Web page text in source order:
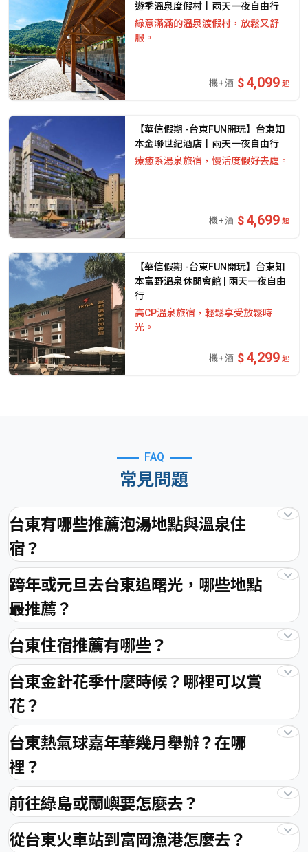
遊季溫泉度假村丨兩天一夜自由行
綠意滿滿的溫泉渡假村，放鬆又舒
服。
4,099 起
【華信假期 -台東FUN開玩】台東知
本金聯世紀酒店丨兩天一夜自由行
療癒系湯泉旅宿，慢活度假好去處。
4,699 起
【華信假期 -台東FUN開玩】台東知
本富野溫泉休閒會館 | 兩天一夜自由
行
高CP溫泉旅宿，輕鬆享受放鬆時
光。
4,299 起
FAQ
常見問題
台東有哪些推薦泡湯地點與溫泉住
宿？
跨年或元旦去台東追曙光，哪些地點
最推薦？
台東住宿推薦有哪些？
台東金針花季什麼時候？哪裡可以賞
花？
台東熱氣球嘉年華幾月舉辦？在哪
裡？
前往綠島或蘭嶼要怎麼去？
從台東火車站到富岡漁港怎麼去？